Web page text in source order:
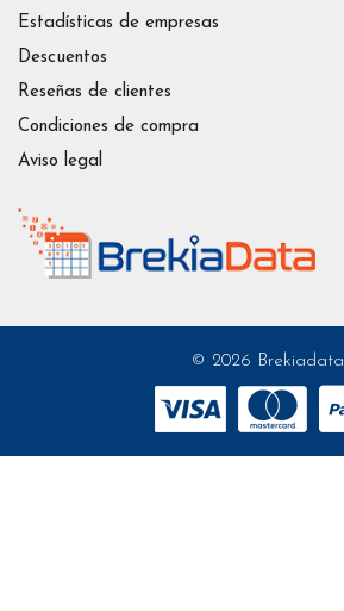
Estadísticas de empresas
Descuentos
Reseñas de clientes
Condiciones de compra
Aviso legal
© 2026 Brekiadata